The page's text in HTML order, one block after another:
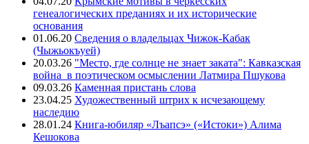
генеалогических преданиях и их исторические
основания
01.06.20 Сведения о владельцах Чижок-Кабак
(Чыжьокъуей)
20.03.26 "Место, где солнце не знает заката": Кавказская
война в поэтическом осмыслении Латмира Пшукова
09.03.26 Каменная пристань слова
23.04.25 Художественный штрих к исчезающему
наследию
28.01.24 Книга-юбиляр «Лъапсэ» («Истоки») Алима
Кешокова